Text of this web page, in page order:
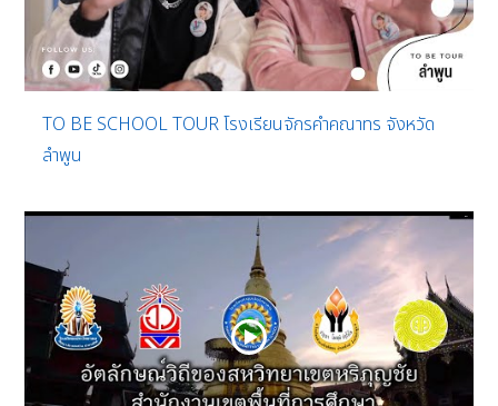
TO BE SCHOOL TOUR โรงเรียนจักรคำคณาทร จังหวัด
ลำพูน